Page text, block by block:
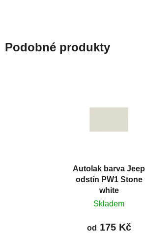
Podobné produkty
Autolak barva Jeep
odstín PW1 Stone
white
Skladem
od 175 Kč